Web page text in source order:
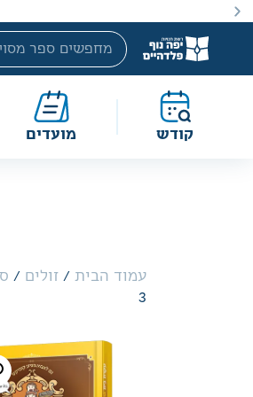
באתר מוצעים מוצרים במחירים
קודש מועדים
עמוד הבית / זולים /
3